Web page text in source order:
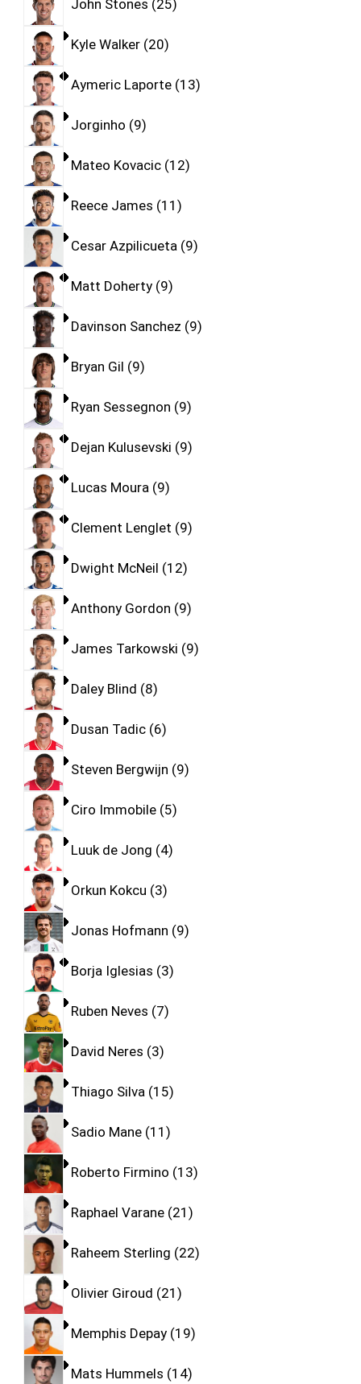
John Stones 25
Kyle Walker 20
Aymeric Laporte 13
Jorginho 9
Mateo Kovacic 12
Reece James 11
Cesar Azpilicueta 9
Matt Doherty 9
Davinson Sanchez 9
Bryan Gil 9
Ryan Sessegnon 9
Dejan Kulusevski 9
Lucas Moura 9
Clement Lenglet 9
Dwight McNeil 12
Anthony Gordon 9
James Tarkowski 9
Daley Blind 8
Dusan Tadic 6
Steven Bergwijn 9
Ciro Immobile 5
Luuk de Jong 4
Orkun Kokcu 3
Jonas Hofmann 9
Borja Iglesias 3
Ruben Neves 7
David Neres 3
Thiago Silva 15
Sadio Mane 11
Roberto Firmino 13
Raphael Varane 21
Raheem Sterling 22
Olivier Giroud 21
Memphis Depay 19
Mats Hummels 14